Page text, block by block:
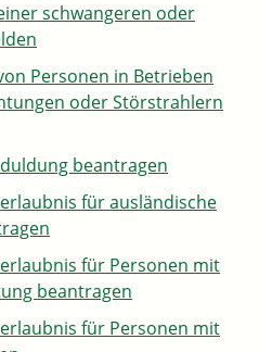
schwangeren oder
Personen in Betrieben
oder Störstrahlern
beantragen
für ausländische
für Personen mit
beantragen
für Personen mit